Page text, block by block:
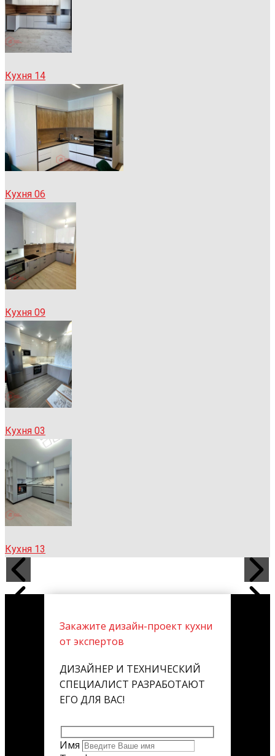
Кухня 14
Кухня 06
Кухня 09
Кухня 03
Кухня 13
Закажите дизайн-проект кухни
от экспертов
ДИЗАЙНЕР И ТЕХНИЧЕСКИЙ
СПЕЦИАЛИСТ РАЗРАБОТАЮТ
ЕГО ДЛЯ ВАС!
Имя